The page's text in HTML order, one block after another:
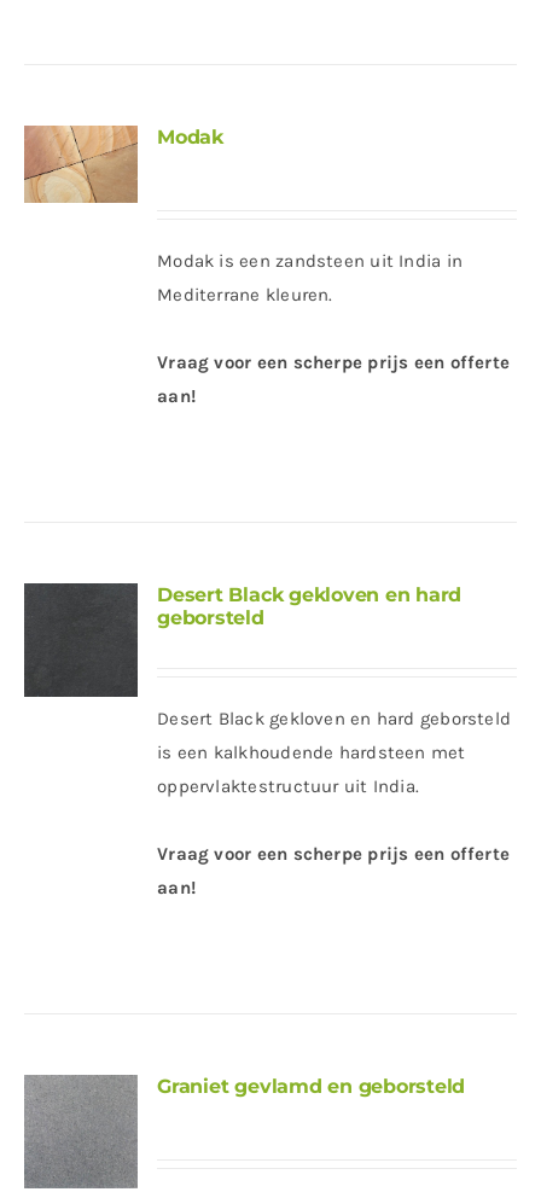
Modak
Modak is een zandsteen uit India in
Mediterrane kleuren.
Vraag voor een scherpe prijs een offerte
aan!
Desert Black gekloven en hard
geborsteld
Desert Black gekloven en hard geborsteld
is een kalkhoudende hardsteen met
oppervlaktestructuur uit India.
Vraag voor een scherpe prijs een offerte
aan!
Graniet gevlamd en geborsteld